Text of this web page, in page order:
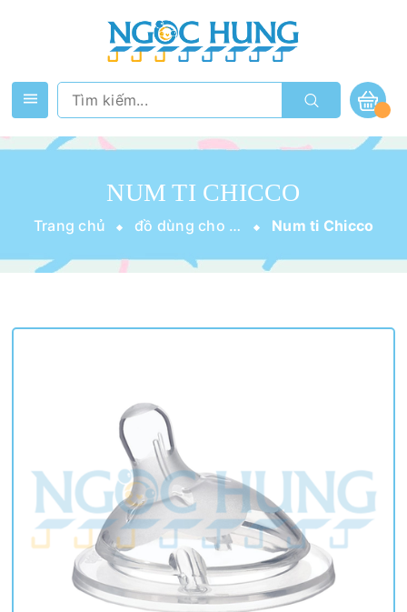
NUM TI CHICCO
Trang chủ đồ dùng cho bé Num ti Chicco